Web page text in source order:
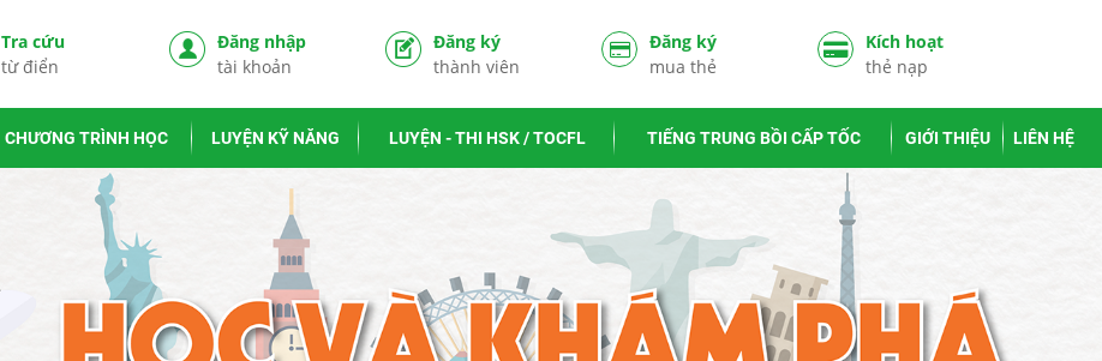
Tra cứu
từ điển
Đăng nhập
tài khoản
Đăng ký
thành viên
Đăng ký
mua thẻ
Kích hoạt
thẻ nạp
CHƯƠNG TRÌNH HỌC LUYỆN KỸ NĂNG LUYỆN - THI HSK / TOCFL TIẾNG TRUNG BỒI CẤP TỐC GIỚI THIỆU LIÊN HỆ